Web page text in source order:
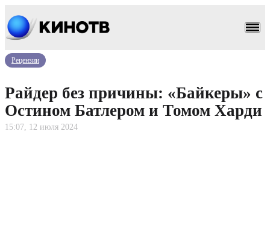
Рецензии
Райдер без причины: «Байкеры» с
Остином Батлером и Томом Харди
15:07, 12 июля 2024